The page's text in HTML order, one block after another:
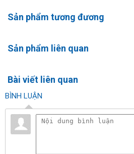
Sản phẩm tương đương
Sản phẩm liên quan
Bài viết liên quan
BÌNH LUẬN